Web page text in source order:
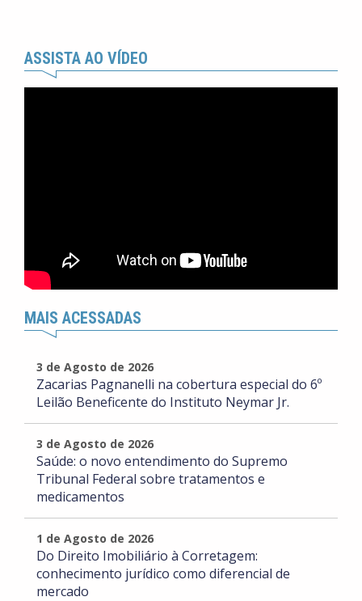
ASSISTA AO VÍDEO
MAIS ACESSADAS
3 de Agosto de 2026
Zacarias Pagnanelli na cobertura especial do 6º
Leilão Beneficente do Instituto Neymar Jr.
3 de Agosto de 2026
Saúde: o novo entendimento do Supremo
Tribunal Federal sobre tratamentos e
medicamentos
1 de Agosto de 2026
Do Direito Imobiliário à Corretagem:
conhecimento jurídico como diferencial de
mercado